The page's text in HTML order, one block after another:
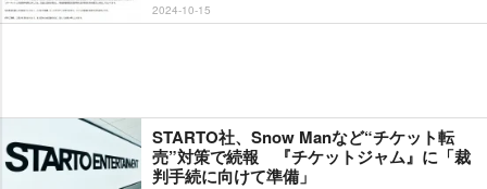
2024-10-15
STARTO社、Snow Manなど“チケット転
売”対策で続報 『チケットジャム』に「裁
判手続に向けて準備」